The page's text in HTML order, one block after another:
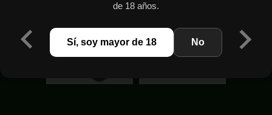
de 18 años.
Sí, soy mayor de 18 No